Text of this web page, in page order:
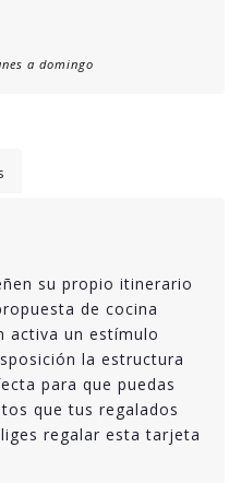
a domingo
su propio itinerario
de cocina
activa un estímulo
la estructura
para que puedas
que tus regalados
regalar esta tarjeta